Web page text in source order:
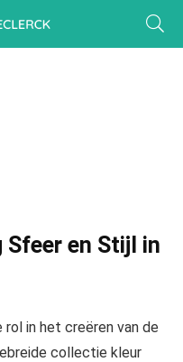
Sfeer en Stijl in
in het creëren van de
collectie kleur